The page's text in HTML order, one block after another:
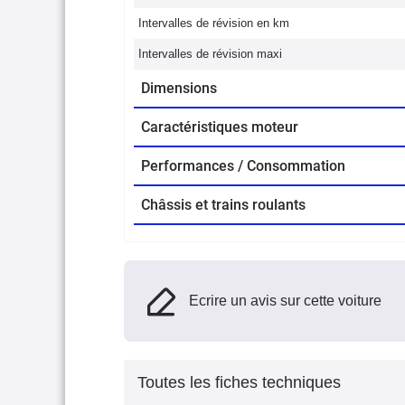
Intervalles de révision en km
Intervalles de révision maxi
Dimensions
Caractéristiques moteur
Performances / Consommation
Châssis et trains roulants
Ecrire un avis sur cette voiture
Toutes les fiches techniques